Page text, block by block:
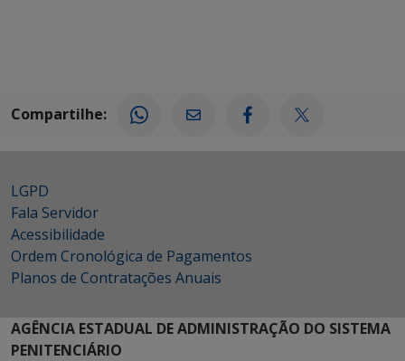
Compartilhe:
LGPD
Fala Servidor
Acessibilidade
Ordem Cronológica de Pagamentos
Planos de Contratações Anuais
AGÊNCIA ESTADUAL DE ADMINISTRAÇÃO DO SISTEMA
PENITENCIÁRIO